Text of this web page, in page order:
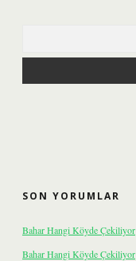
SON YORUMLAR
Bahar Hangi Köyde Çekiliyor
Bahar Hangi Köyde Çekiliyor